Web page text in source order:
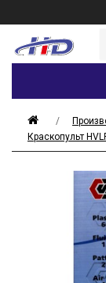
Краскопульт